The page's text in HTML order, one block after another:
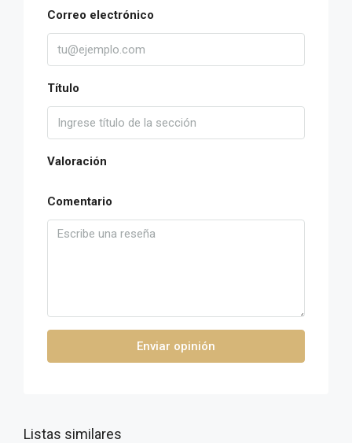
Correo electrónico
Título
Valoración
Comentario
Enviar opinión
Listas similares